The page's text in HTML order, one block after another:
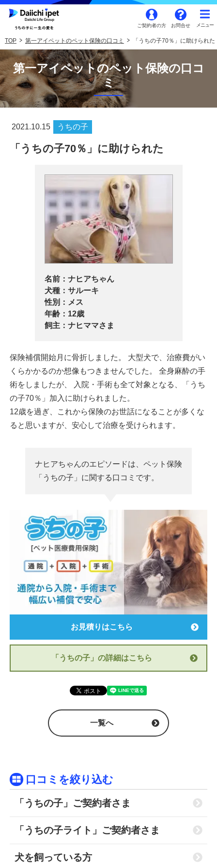
ご契約者の方 お問合せ
TOP 第一アイペットのペット保険の口コミ 「うちの子70％」に助けられた
第一アイペットのペット保険の口コ
ミ
2021.10.15 うちの子
「うちの子70％」に助けられた
名前： ナヒアちゃん
犬種： サルーキ
性別： メス
年齢： 12歳
飼主： ナヒママさま
保険補償開始月に骨折しました。 大型犬で、治療費がい
くらかかるのか想像もつきませんでした。 全身麻酔の手
術をしましたが、 入院・手術も全て対象となる、「うち
の子70％」加入に助けられました。
12歳を過ぎ、これから保険のお世話になることが多くな
ると思いますが、安心して治療を受けられます。
ナヒアちゃんのエピソードは、ペット保険
「うちの子」に関する口コミです。
お見積りはこちら
「うちの子」の詳細はこちら
一覧へ
口コミを絞り込む
「うちの子」ご契約者さま
「うちの子ライト」ご契約者さま
犬を飼っている方